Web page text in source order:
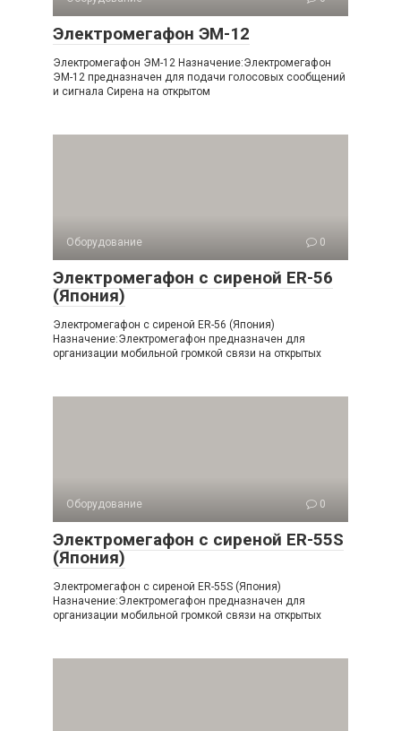
Электромегафон ЭМ-12
Электромегафон ЭМ-12 Назначение:Электромегафон
ЭМ-12 предназначен для подачи голосовых сообщений
и сигнала Сирена на открытом
Оборудование 0
Электромегафон с сиреной ER-56
(Япония)
Электромегафон с сиреной ER-56 (Япония)
Назначение:Электромегафон предназначен для
организации мобильной громкой связи на открытых
Оборудование 0
Электромегафон с сиреной ER-55S
(Япония)
Электромегафон с сиреной ER-55S (Япония)
Назначение:Электромегафон предназначен для
организации мобильной громкой связи на открытых